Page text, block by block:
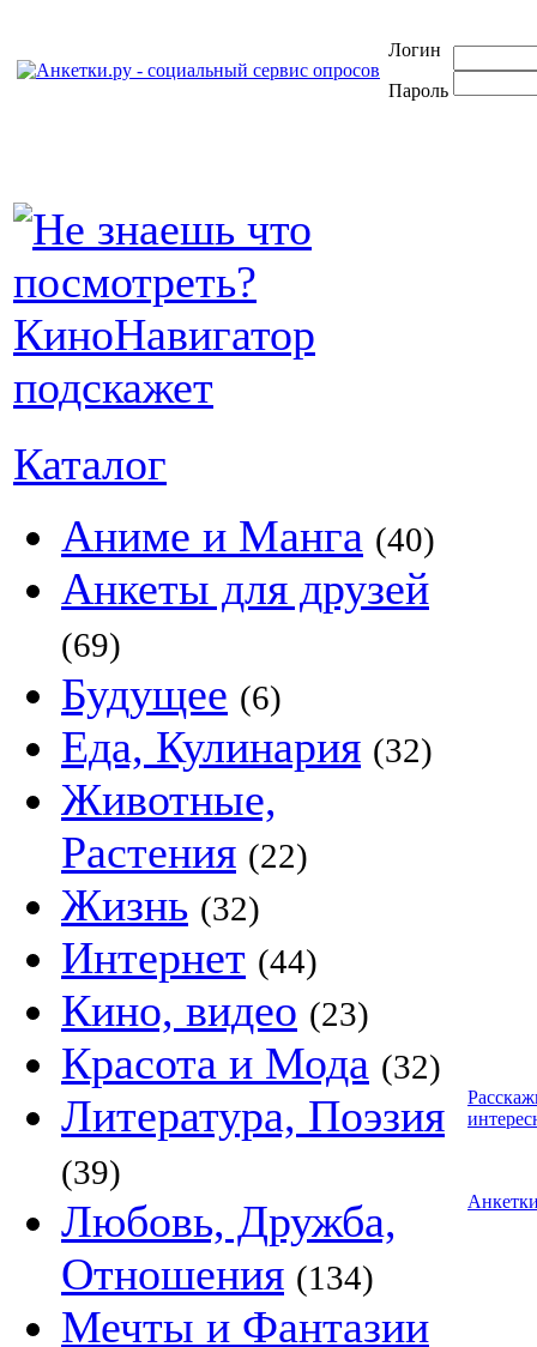
Логин
Пароль
Каталог
Аниме и Манга (40)
Анкеты для друзей
(69)
Будущее (6)
Еда, Кулинария (32)
Животные,
Растения (22)
Жизнь (32)
Интернет (44)
Кино, видео (23)
Красота и Мода (32)
Литература, Поэзия
(39)
Любовь, Дружба,
Отношения (134)
Мечты и Фантазии